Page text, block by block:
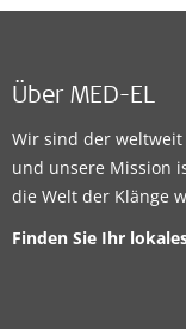
Über MED-EL
Wir sind der
und unsere Mission
die Welt der Klänge
Finden Sie Ihr